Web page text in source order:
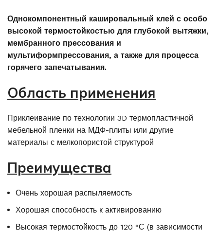
Однокомпонентный кашировальный клей с особо
высокой термостойкостью для глубокой вытяжки,
мембранного прессования и
мультиформпрессования, а также для процесса
горячего запечатывания.
Область применения
Приклеивание по технологии 3D термопластичной
мебельной пленки на МДФ-плиты или другие
материалы с мелкопористой структурой
Преимущества
Очень хорошая распыляемость
Хорошая способность к активированию
Высокая термостойкость до 120 °С (в зависимости